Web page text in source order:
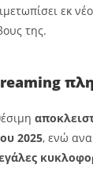
εκ
της.
2025, ενώ